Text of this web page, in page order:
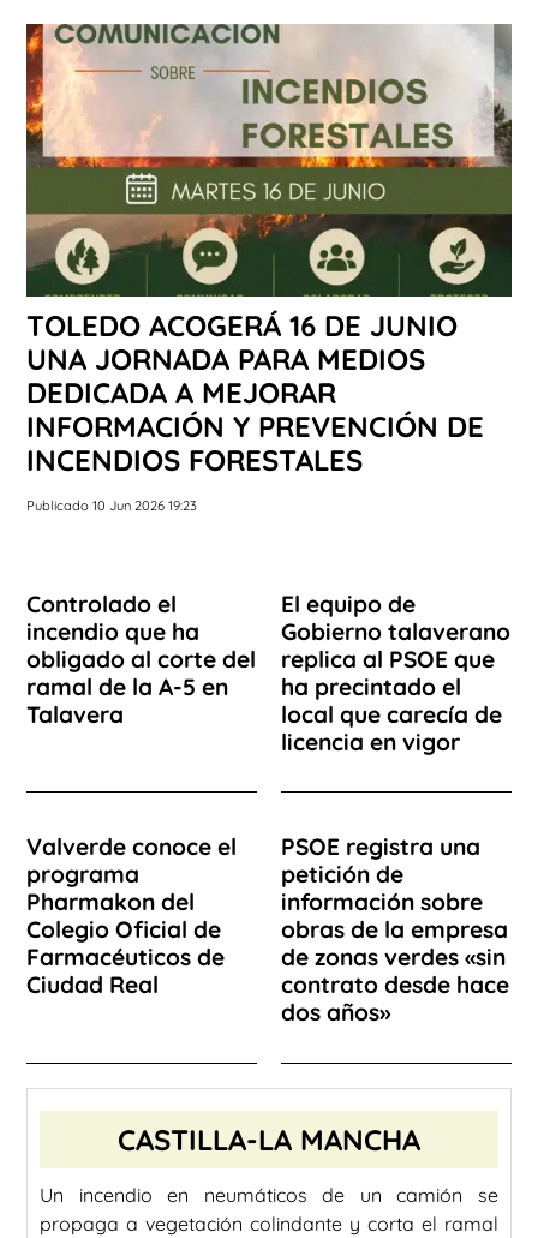
TOLEDO ACOGERÁ 16 DE JUNIO
UNA JORNADA PARA MEDIOS
DEDICADA A MEJORAR
INFORMACIÓN Y PREVENCIÓN DE
INCENDIOS FORESTALES
Publicado 10 Jun 2026 19:23
Controlado el
incendio que ha
obligado al corte del
ramal de la A-5 en
Talavera
El equipo de
Gobierno talaverano
replica al PSOE que
ha precintado el
local que carecía de
licencia en vigor
Valverde conoce el
programa
Pharmakon del
Colegio Oficial de
Farmacéuticos de
Ciudad Real
PSOE registra una
petición de
información sobre
obras de la empresa
de zonas verdes «sin
contrato desde hace
dos años»
CASTILLA-LA MANCHA
Un incendio en neumáticos de un camión se
propaga a vegetación colindante y corta el ramal